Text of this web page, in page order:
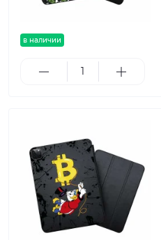
в наличии